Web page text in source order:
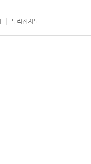
누리집지도